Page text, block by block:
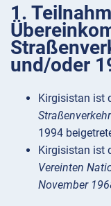
1.
und/oder
Kirgisistan ist
1994
Kirgisistan ist
Vereinten
November